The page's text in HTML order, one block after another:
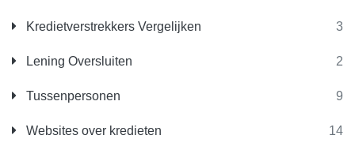
Kredietverstrekkers Vergelijken 3
Lening Oversluiten 2
Tussenpersonen 9
Websites over kredieten 14